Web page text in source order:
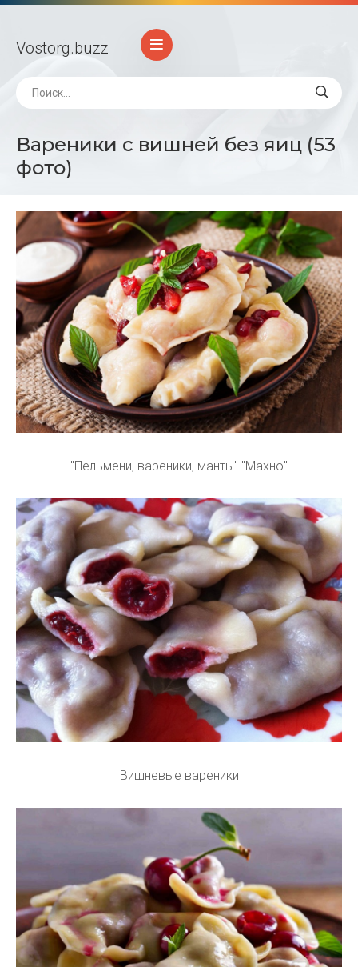
Vostorg.buzz
Вареники с вишней без яиц (53
фото)
"Пельмени, вареники, манты" "Махно"
Вишневые вареники